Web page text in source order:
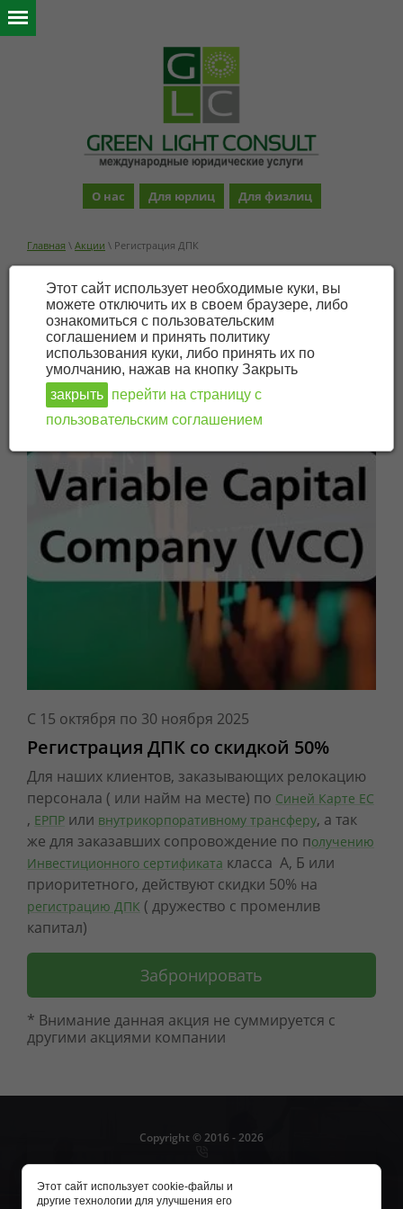
О нас Для юрлиц Для физлиц
Главная \ Акции \ Регистрация ДПК
Регистрация ДПК
C 15 октября по 30 ноября 2025
Регистрация ДПК со скидкой 50%
Для наших клиентов, заказывающих релокацию
персонала ( или найм на месте) по Синей Карте ЕС
, ЕРПР или внутрикорпоративному трансферу, а так
же для заказавших сопровождение по получению
Инвестиционного сертификата класса А, Б или
приоритетного, действуют скидки 50% на
регистрацию ДПК ( дружество с променлив
капитал)
Забронировать
* Внимание данная акция не суммируется с
другими акциями компании
Copyright © 2016 - 2026
ул.Позитано, 30, ет.2
Болгария, г.София, 1000
+359 88 325 3000
Этот сайт использует cookie-файлы и
другие технологии для улучшения его
Этот сайт использует необходимые куки, вы
можете отключить их в своем браузере, либо
ознакомиться с пользовательским
соглашением и принять политику
использования куки, либо принять их по
умолчанию, нажав на кнопку Закрыть
закрыть перейти на страницу с
пользовательским соглашением